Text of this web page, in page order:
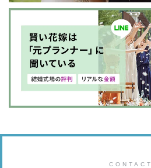
CONTACT